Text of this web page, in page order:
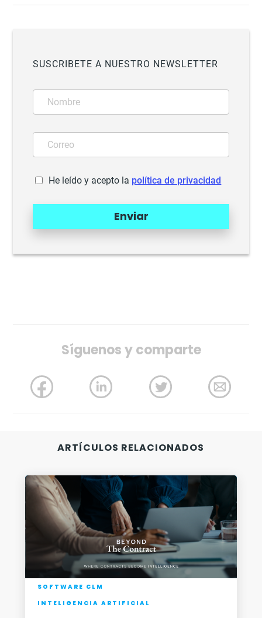
SUSCRIBETE A NUESTRO NEWSLETTER
He leído y acepto la política de privacidad
Enviar
Síguenos y comparte
ARTÍCULOS RELACIONADOS
SOFTWARE CLM
INTELIGENCIA ARTIFICIAL